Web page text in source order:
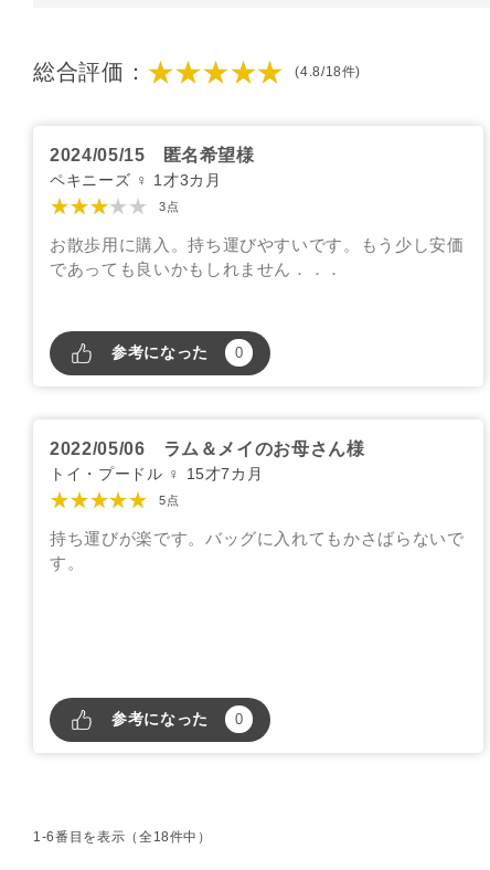
総合評価： ★★★★★ (4.8/18件)
2024/05/15 匿名希望様
ペキニーズ ♀ 1才3カ月
★★★★★ 3点
お散歩用に購入。持ち運びやすいです。もう少し安価
であっても良いかもしれません．．．
参考になった 0
2022/05/06 ラム＆メイのお母さん様
トイ・プードル ♀ 15才7カ月
★★★★★ 5点
持ち運びが楽です。バッグに入れてもかさばらないで
す。
参考になった 0
1-6番目を表示（全18件中）